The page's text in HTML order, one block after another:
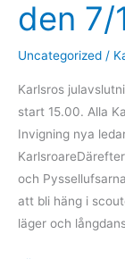
den 7/
Uncategorized /
Karlsros
start 15.00. Alla
Invigning nya
och
att bli häng i
läger och